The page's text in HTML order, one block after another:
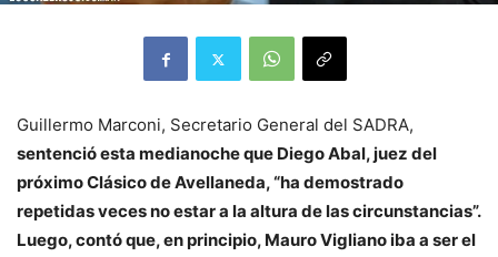
Guillermo Marconi, Secretario General del SADRA,
sentenció esta medianoche que Diego Abal, juez del
próximo Clásico de Avellaneda, “ha demostrado
repetidas veces no estar a la altura de las circunstancias”.
Luego, contó que, en principio, Mauro Vigliano iba a ser el